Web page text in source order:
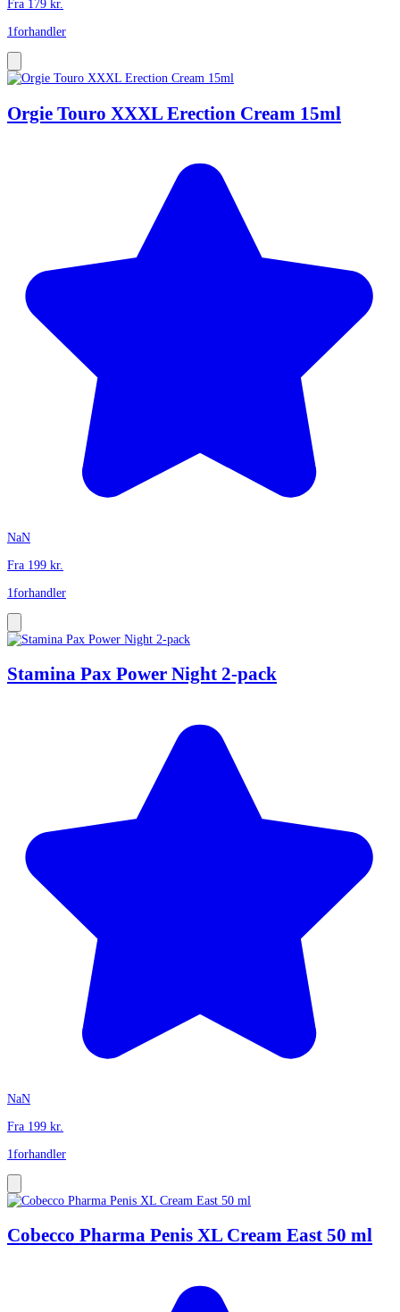
Fra 179 kr.
1forhandler
Orgie Touro XXXL Erection Cream 15ml
NaN
Fra 199 kr.
1 forhandler
Stamina Pax Power Night 2-pack
NaN
Fra 199 kr.
1 forhandler
Cobecco Pharma Penis XL Cream East 50 ml